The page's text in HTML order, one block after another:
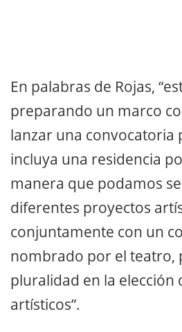
En palabras de Rojas,
preparando un marco
lanzar una convocatoria
incluya una residencia
manera que podamos
diferentes proyectos
conjuntamente con un
nombrado por el teatro,
pluralidad en la elección
artísticos”.